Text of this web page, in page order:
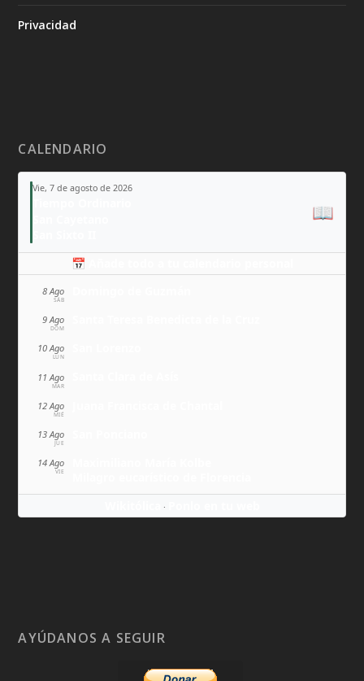
Privacidad
CALENDARIO
Vie, 7 de agosto de 2026
📖
📅 Añade todo a tu calendario personal
8 Ago
SÁB
9 Ago
DOM
10 Ago
LUN
11 Ago
MAR
12 Ago
MIÉ
13 Ago
JUE
14 Ago
VIE
·
AYÚDANOS A SEGUIR